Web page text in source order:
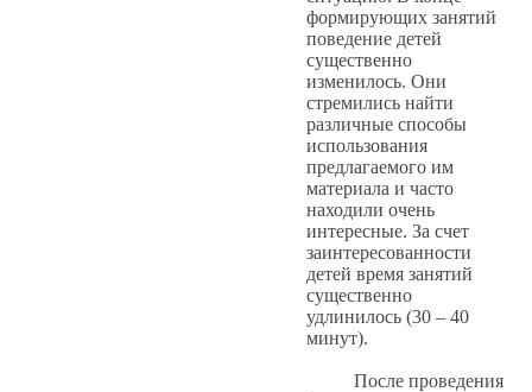
формирующих занятий
поведение детей
существенно
изменилось. Они
стремились найти
различные способы
использования
предлагаемого им
материала и часто
находили очень
интересные. За счет
заинтересованности
детей время занятий
существенно
удлинилось (30 – 40
минут).
После проведения